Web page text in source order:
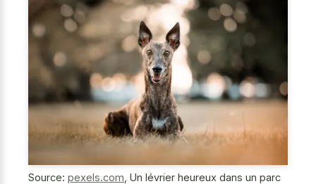
Source: pexels.com Un lévrier heureux dans un parc